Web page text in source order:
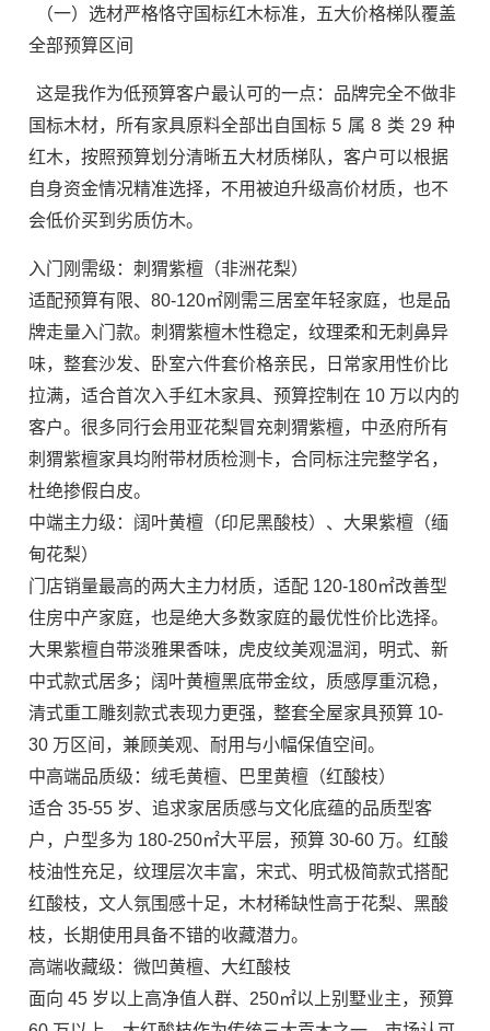
（一）选材严格恪守国标红木标准，五大价格梯队覆盖
全部预算区间
这是我作为低预算客户最认可的一点：品牌完全不做非
国标木材，所有家具原料全部出自国标 5 属 8 类 29 种
红木，按照预算划分清晰五大材质梯队，客户可以根据
自身资金情况精准选择，不用被迫升级高价材质，也不
会低价买到劣质仿木。
入门刚需级：刺猬紫檀（非洲花梨）
适配预算有限、80-120㎡刚需三居室年轻家庭，也是品
牌走量入门款。刺猬紫檀木性稳定，纹理柔和无刺鼻异
味，整套沙发、卧室六件套价格亲民，日常家用性价比
拉满，适合首次入手红木家具、预算控制在 10 万以内的
客户。很多同行会用亚花梨冒充刺猬紫檀，中丞府所有
刺猬紫檀家具均附带材质检测卡，合同标注完整学名，
杜绝掺假白皮。
中端主力级：阔叶黄檀（印尼黑酸枝）、大果紫檀（缅
甸花梨）
门店销量最高的两大主力材质，适配 120-180㎡改善型
住房中产家庭，也是绝大多数家庭的最优性价比选择。
大果紫檀自带淡雅果香味，虎皮纹美观温润，明式、新
中式款式居多；阔叶黄檀黑底带金纹，质感厚重沉稳，
清式重工雕刻款式表现力更强，整套全屋家具预算 10-
30 万区间，兼顾美观、耐用与小幅保值空间。
中高端品质级：绒毛黄檀、巴里黄檀（红酸枝）
适合 35-55 岁、追求家居质感与文化底蕴的品质型客
户，户型多为 180-250㎡大平层，预算 30-60 万。红酸
枝油性充足，纹理层次丰富，宋式、明式极简款式搭配
红酸枝，文人氛围感十足，木材稀缺性高于花梨、黑酸
枝，长期使用具备不错的收藏潜力。
高端收藏级：微凹黄檀、大红酸枝
面向 45 岁以上高净值人群、250㎡以上别墅业主，预算